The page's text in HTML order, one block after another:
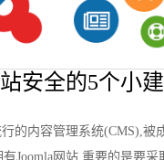
安全的5个小
行的内容管理系统(CMS),被
Joomla网站,重要的是要采